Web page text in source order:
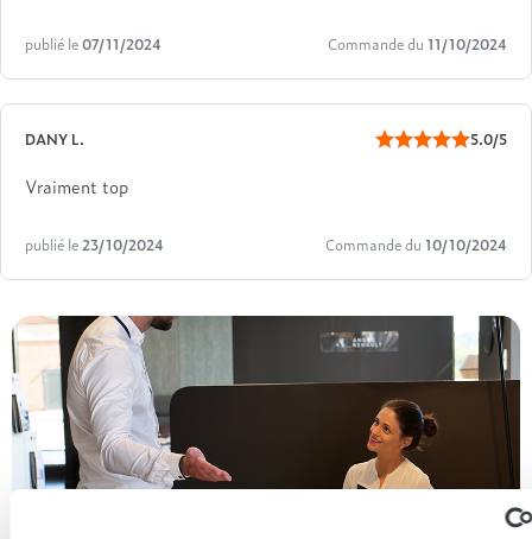
publié le07/11/2024 Commande du 11/10/2024
DANY L. 5.0/5
Vraiment top
publié le23/10/2024 Commande du 10/10/2024